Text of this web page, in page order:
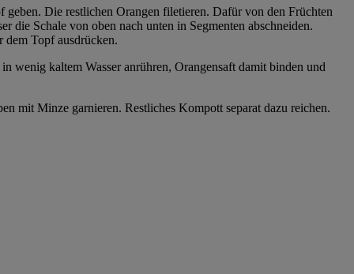
geben. Die restlichen Orangen filetieren. Dafür von den Früchten
die Schale von oben nach unten in Segmenten abschneiden.
dem Topf ausdrücken.
wenig kaltem Wasser anrühren, Orangensaft damit binden und
mit Minze garnieren. Restliches Kompott separat dazu reichen.